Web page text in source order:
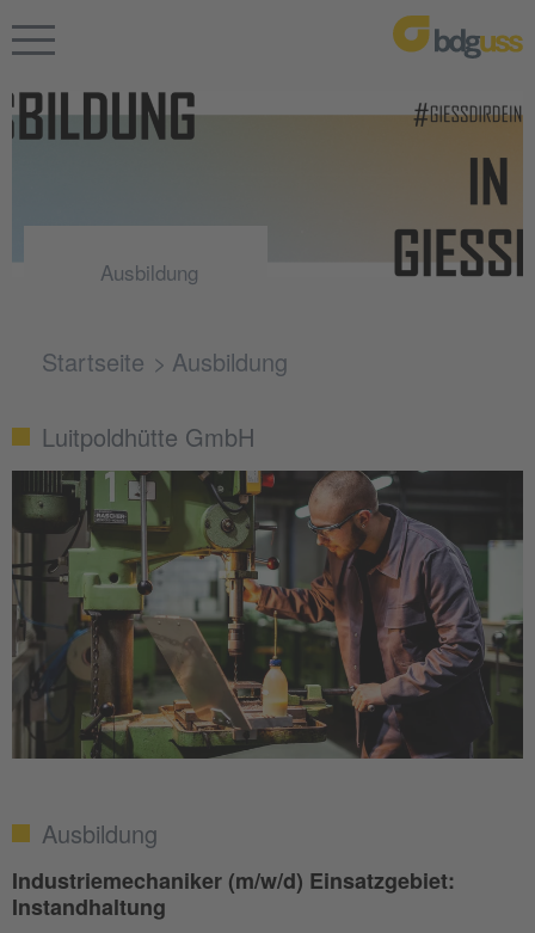
Ausbildung
Startseite Ausbildung
Luitpoldhütte GmbH
Ausbildung
Industriemechaniker (m/w/d) Einsatzgebiet:
Instandhaltung